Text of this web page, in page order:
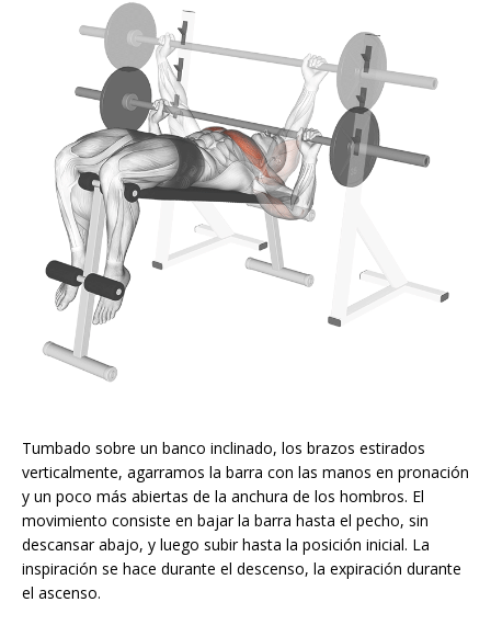
Tumbado sobre un banco inclinado, los brazos estirados
verticalmente, agarramos la barra con las manos en pronación
y un poco más abiertas de la anchura de los hombros. El
movimiento consiste en bajar la barra hasta el pecho, sin
descansar abajo, y luego subir hasta la posición inicial​. La
inspiración se hace durante el descenso, la expiración durante
el ascenso.